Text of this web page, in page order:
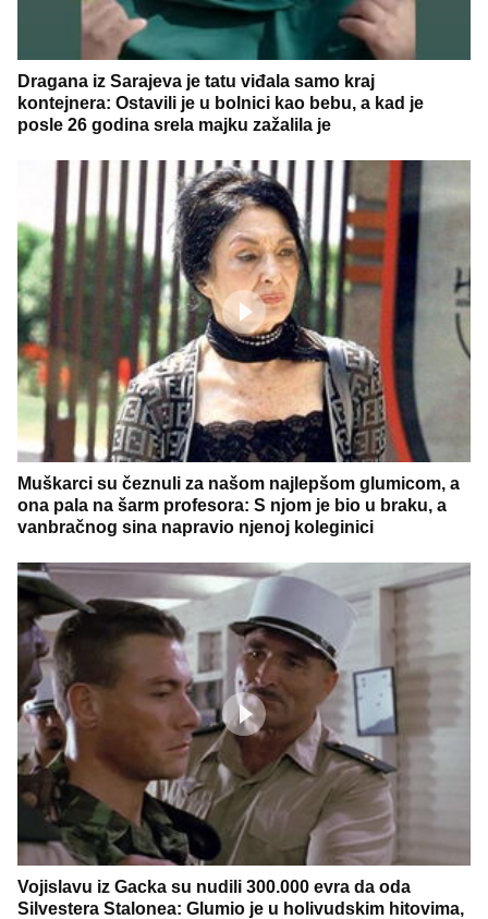
Dragana iz Sarajeva je tatu viđala samo kraj
kontejnera: Ostavili je u bolnici kao bebu, a kad je
posle 26 godina srela majku zažalila je
Muškarci su čeznuli za našom najlepšom glumicom, a
ona pala na šarm profesora: S njom je bio u braku, a
vanbračnog sina napravio njenoj koleginici
Vojislavu iz Gacka su nudili 300.000 evra da oda
Silvestera Stalonea: Glumio je u holivudskim hitovima,